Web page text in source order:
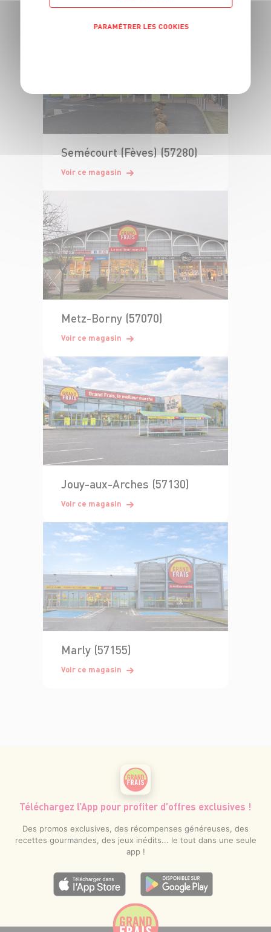
Voir ce magasin
Semécourt (Fèves) (57280)
Voir ce magasin
Metz-Borny (57070)
Voir ce magasin
Jouy-aux-Arches (57130)
Voir ce magasin
Marly (57155)
Voir ce magasin
Téléchargez l’App pour profiter d’offres exclusives !
Des promos exclusives, des récompenses généreuses, des
recettes gourmandes, des jeux inédits... le tout dans une seule
app !
PARAMÉTRER LES COOKIES